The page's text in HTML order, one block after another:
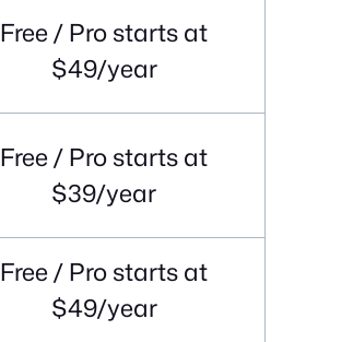
Free / Pro starts at
$49/year
Free / Pro starts at
$39/year
Free / Pro starts at
$49/year